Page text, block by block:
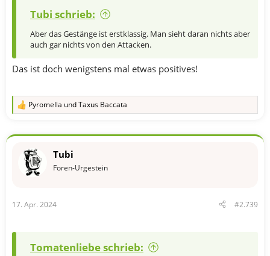
Tubi schrieb:
Aber das Gestänge ist erstklassig. Man sieht daran nichts aber
auch gar nichts von den Attacken.
Das ist doch wenigstens mal etwas positives!
R
k
:
Pyromella undTaxus Baccata
Tubi
Foren-Urgestein
17. Apr. 2024 #2.739
Tomatenliebe schrieb: